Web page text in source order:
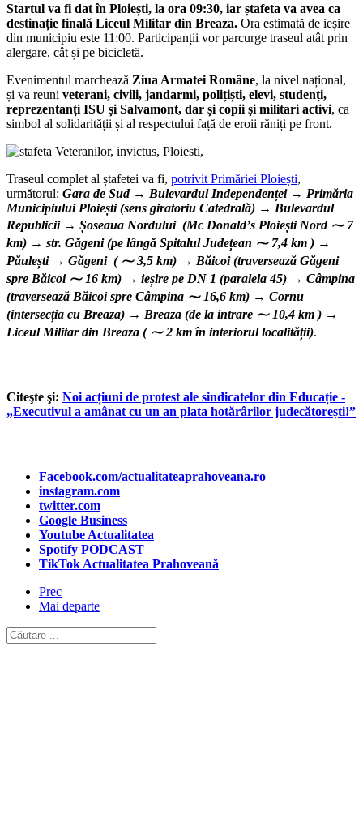
Startul va fi dat în Ploiești, la ora 09:30, iar ștafeta va avea ca
destinație finală Liceul Militar din Breaza. Ora estimată de ieșire
din municipiu este 11:00. Participanții vor parcurge traseul atât prin
alergare, cât și pe bicicletă.
Evenimentul marchează Ziua Armatei Române, la nivel național,
și va reuni veterani, civili, jandarmi, polițiști, elevi, studenți,
reprezentanți ISU și Salvamont, dar și copii și militari activi, ca
simbol al solidarității și al respectului față de eroii răniți pe front.
Traseul complet al ștafetei va fi, potrivit Primăriei Ploiești,
următorul: Gara de Sud → Bulevardul Independenței → Primăria
Municipiului Ploiești (sens giratoriu Catedrală) → Bulevardul
Republicii → Șoseaua Nordului (Mc Donaldʼs Ploiești Nord ⁓ 7
km) → str. Găgeni (pe lângă Spitalul Județean ⁓ 7,4 km ) →
Păulești → Găgeni ( ⁓ 3,5 km) → Băicoi (traversează Găgeni
spre Băicoi ⁓ 16 km) → ieșire pe DN 1 (paralela 45) → Câmpina
(traversează Băicoi spre Câmpina ⁓ 16,6 km) → Cornu
(intersecția cu Breaza) → Breaza (de la intrare ⁓ 10,4 km ) →
Liceul Militar din Breaza ( ⁓ 2 km în interiorul localității).
Citeşte şi: Noi acțiuni de protest ale sindicatelor din Educație -
„Executivul a amânat cu un an plata hotărârilor judecătorești!”
Facebook.com/actualitateaprahoveana.ro
instagram.com
twitter.com
Google Business
Youtube Actualitatea
Spotify PODCAST
TikTok Actualitatea Prahoveană
Prec
Mai departe